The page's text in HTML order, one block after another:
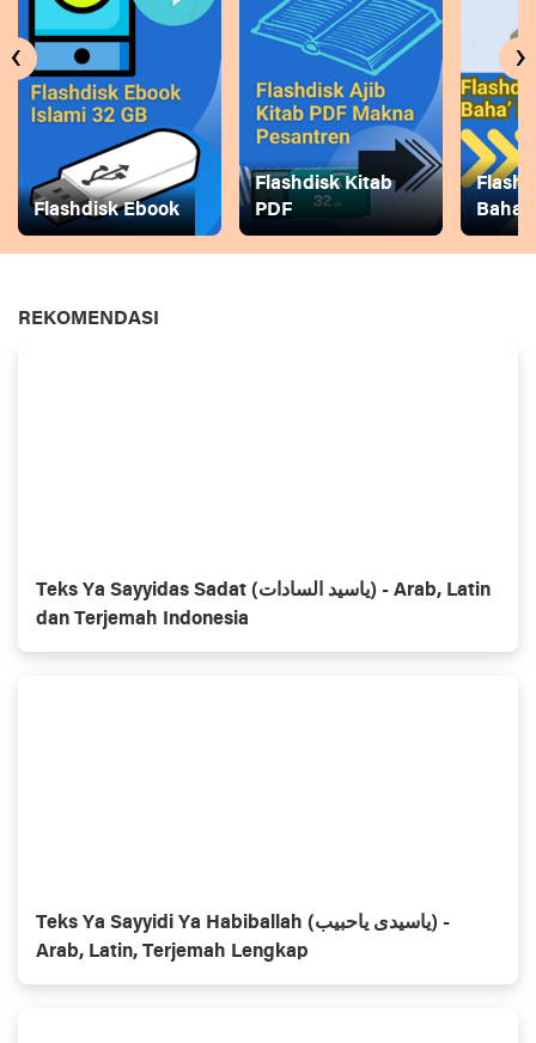
Flashdisk Ebook
Flashdisk Kitab
PDF
Baha
‹ ›
REKOMENDASI
Teks Ya Sayyidas Sadat (ياسيد السادات) - Arab, Latin
dan Terjemah Indonesia
Teks Ya Sayyidi Ya Habiballah (ياسيدی ياحبيب) -
Arab, Latin, Terjemah Lengkap